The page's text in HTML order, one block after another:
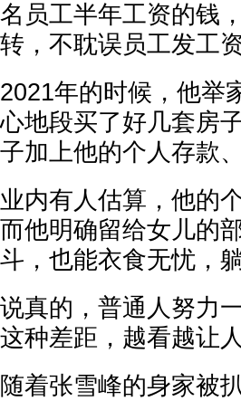
名员工半年工资的钱
转，不耽误员工发工资
2021年的时候，他举
心地段买了好几套房
子加上他的个人存款
业内有人估算，他的
而他明确留给女儿的
斗，也能衣食无忧，
说真的，普通人努力
这种差距，越看越让人
随着张雪峰的身家被